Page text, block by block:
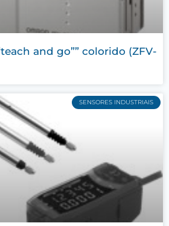
and go”” colorido (ZFV-
SENSORES INDUSTRIAIS